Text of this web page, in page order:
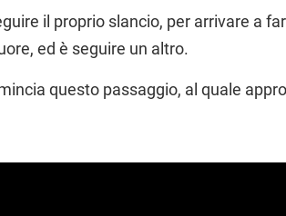
il proprio slancio, per arrivare a
ed è seguire un altro.
questo passaggio, al quale